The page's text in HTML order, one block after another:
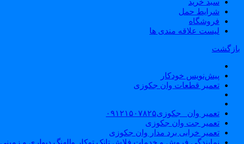
سبد خرید
شرایط حمل
فروشگاه
لیست علاقه مندی ها
بازگشت
پیش‌نویس خودکار
تعمیر قطعات وان جکوزی
تعمیر وان _جکوزی۰۹۱۲۱۵۰۷۸۲۵
تعمیر جت وان جکوزی
تعمیر خرابی برد مدار وان جکوزی
نمایندگی فروش و خدمات فلاش تانک توکار والهنگ دیواری و زمینی ۲۲۴۲۰۴۶۰